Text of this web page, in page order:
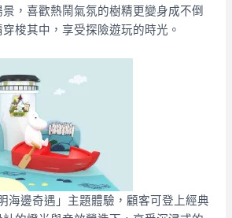
，喜歡熱鬧氣氛的樹精更變身成不倒
梭其中，享受探險遊玩的時光。
海邊奇遇」主題體驗，顧客可登上經典